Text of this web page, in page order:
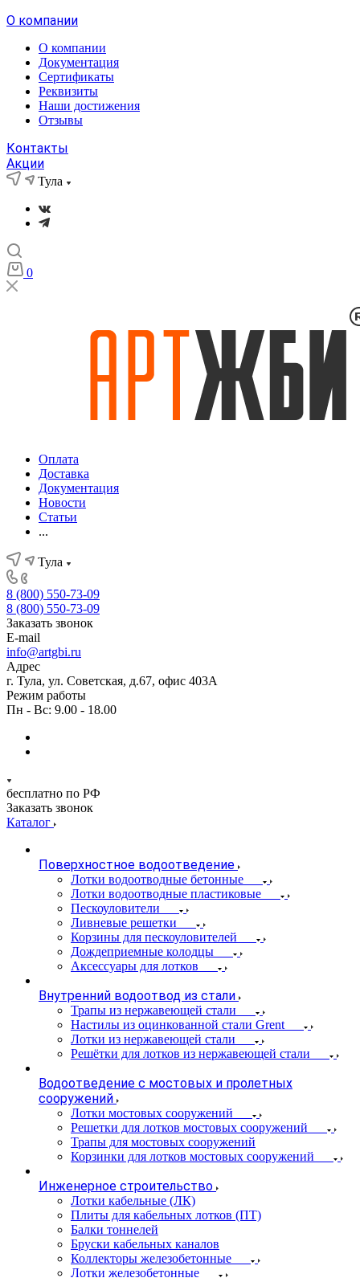
О компании
О компании
Документация
Сертификаты
Реквизиты
Наши достижения
Отзывы
Контакты
Акции
Тула
0
Оплата
Доставка
Документация
Новости
Статьи
...
Тула
8 (800) 550-73-09
8 (800) 550-73-09
Заказать звонок
E-mail
info@artgbi.ru
Адрес
г. Тула, ул. Советская, д.67, офис 403А
Режим работы
Пн - Вс: 9.00 - 18.00
бесплатно по РФ
Заказать звонок
Каталог
Поверхностное водоотведение
Лотки водоотводные бетонные
Лотки водоотводные пластиковые
Пескоуловители
Ливневые решетки
Корзины для пескоуловителей
Дождеприемные колодцы
Аксессуары для лотков
Внутренний водоотвод из стали
Трапы из нержавеющей стали
Настилы из оцинкованной стали Grent
Лотки из нержавеющей стали
Решётки для лотков из нержавеющей стали
Водоотведение с мостовых и пролетных
сооружений
Лотки мостовых сооружений
Решетки для лотков мостовых сооружений
Трапы для мостовых сооружений
Корзинки для лотков мостовых сооружений
Инженерное строительство
Лотки кабельные (ЛК)
Плиты для кабельных лотков (ПТ)
Балки тоннелей
Бруски кабельных каналов
Коллекторы железобетонные
Лотки железобетонные